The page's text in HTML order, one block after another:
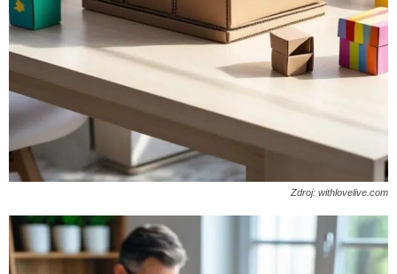
Zdroj: withlovelive.com